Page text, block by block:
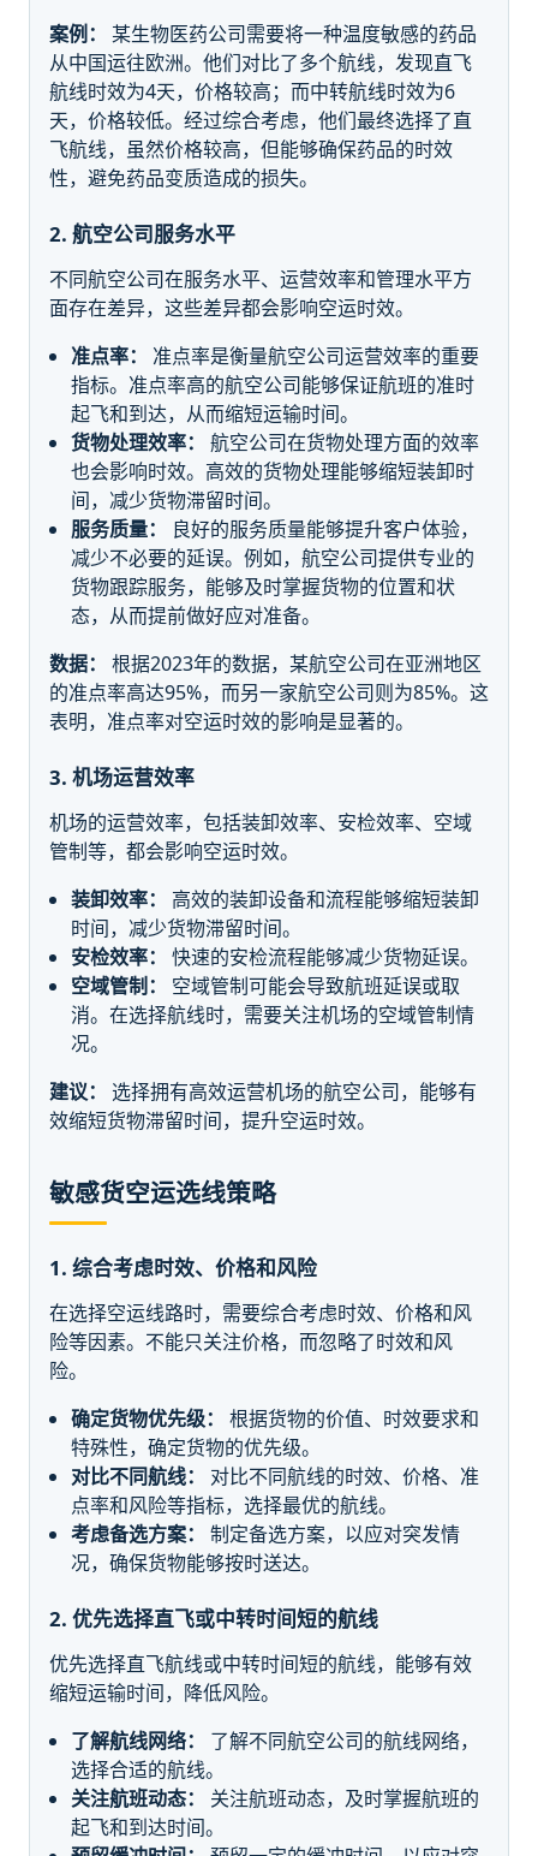
案例：
某生物医药公司需要将一种温度敏感的药品
从中国运往欧洲。他们对比了多个航线，发现直飞
航线时效为4天，价格较高；而中转航线时效为6
天，价格较低。经过综合考虑，他们最终选择了直
飞航线，虽然价格较高，但能够确保药品的时效
性，避免药品变质造成的损失。
2. 航空公司服务水平
不同航空公司在服务水平、运营效率和管理水平方
面存在差异，这些差异都会影响空运时效。
准点率：
准点率是衡量航空公司运营效率的重要
指标。准点率高的航空公司能够保证航班的准时
起飞和到达，从而缩短运输时间。
货物处理效率：
航空公司在货物处理方面的效率
也会影响时效。高效的货物处理能够缩短装卸时
间，减少货物滞留时间。
服务质量：
良好的服务质量能够提升客户体验，
减少不必要的延误。例如，航空公司提供专业的
货物跟踪服务，能够及时掌握货物的位置和状
态，从而提前做好应对准备。
数据：
根据2023年的数据，某航空公司在亚洲地区
的准点率高达95%，而另一家航空公司则为85%。这
表明，准点率对空运时效的影响是显著的。
3. 机场运营效率
机场的运营效率，包括装卸效率、安检效率、空域
管制等，都会影响空运时效。
装卸效率：
高效的装卸设备和流程能够缩短装卸
时间，减少货物滞留时间。
安检效率：
快速的安检流程能够减少货物延误。
空域管制：
空域管制可能会导致航班延误或取
消。在选择航线时，需要关注机场的空域管制情
况。
建议：
选择拥有高效运营机场的航空公司，能够有
效缩短货物滞留时间，提升空运时效。
敏感货空运选线策略
1. 综合考虑时效、价格和风险
在选择空运线路时，需要综合考虑时效、价格和风
险等因素。不能只关注价格，而忽略了时效和风
险。
确定货物优先级：
根据货物的价值、时效要求和
特殊性，确定货物的优先级。
对比不同航线：
对比不同航线的时效、价格、准
点率和风险等指标，选择最优的航线。
考虑备选方案：
制定备选方案，以应对突发情
况，确保货物能够按时送达。
2. 优先选择直飞或中转时间短的航线
优先选择直飞航线或中转时间短的航线，能够有效
缩短运输时间，降低风险。
了解航线网络：
了解不同航空公司的航线网络，
选择合适的航线。
关注航班动态：
关注航班动态，及时掌握航班的
起飞和到达时间。